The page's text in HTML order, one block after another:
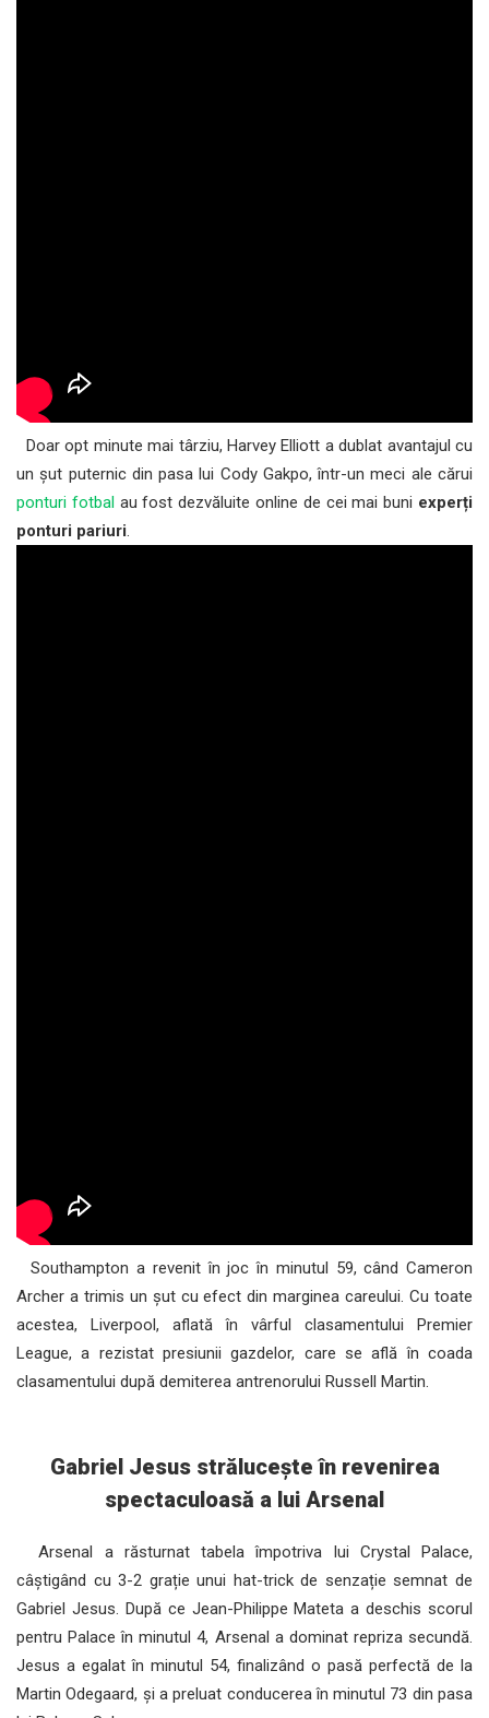
Doar opt minute mai târziu, Harvey Elliott a dublat avantajul cu
un șut puternic din pasa lui Cody Gakpo, într-un meci ale cărui
ponturi fotbalau fost dezvăluite online de cei mai buni experți
ponturi pariuri.
Southampton a revenit în joc în minutul 59, când Cameron
Archer a trimis un șut cu efect din marginea careului. Cu toate
acestea, Liverpool, aflată în vârful clasamentului Premier
League, a rezistat presiunii gazdelor, care se află în coada
clasamentului după demiterea antrenorului Russell Martin.
Gabriel Jesus strălucește în revenirea
spectaculoasă a lui Arsenal
Arsenal a răsturnat tabela împotriva lui Crystal Palace,
câștigând cu 3-2 grație unui hat-trick de senzație semnat de
Gabriel Jesus. După ce Jean-Philippe Mateta a deschis scorul
pentru Palace în minutul 4, Arsenal a dominat repriza secundă.
Jesus a egalat în minutul 54, finalizând o pasă perfectă de la
Martin Odegaard, și a preluat conducerea în minutul 73 din pasa